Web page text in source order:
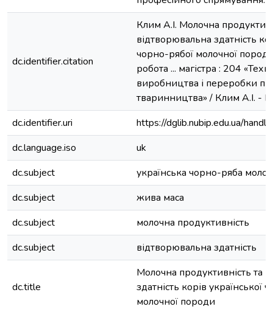
dc.identifier.citation
Клим А.І. Молочна
відтворювальна здатність
чорно-рябої молочної
робота ... магістра : 204
виробництва і переробки
тваринництва» / Клим А.І. -
dc.identifier.uri
https://dglib.nubip.edu.ua/
dc.language.iso
uk
dc.subject
українська чорно-ряба
dc.subject
жива маса
dc.subject
молочна продуктивність
dc.subject
відтворювальна здатність
dc.title
Молочна продуктивність та
здатність корів української
молочної породи